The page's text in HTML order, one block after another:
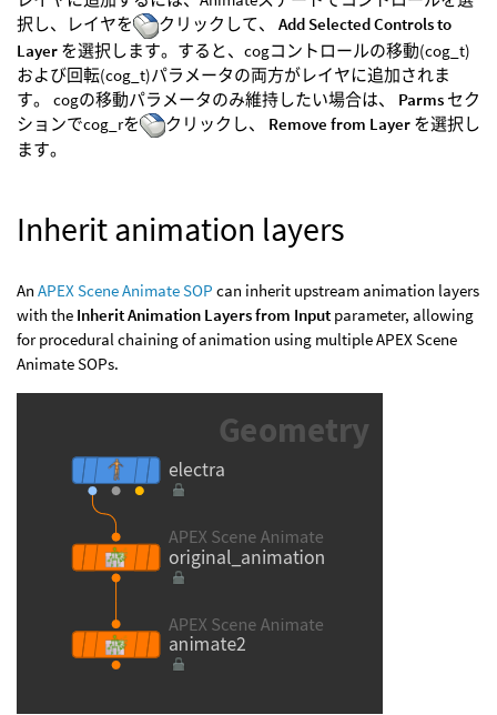
択し、レイヤを
クリックして、 Add Selected Controls to
Layer を選択します。すると、cogコントロールの移動(cog_t)
および回転(cog_t)パラメータの両方がレイヤに追加されま
す。 cogの移動パラメータのみ維持したい場合は、 Parms セク
ションでcog_rを
クリックし、 Remove from Layerを選択し
ます。
Inherit animation layers
An APEX Scene Animate SOP can inherit upstream animation layers
with the Inherit Animation Layers from Input parameter, allowing
for procedural chaining of animation using multiple APEX Scene
Animate SOPs.